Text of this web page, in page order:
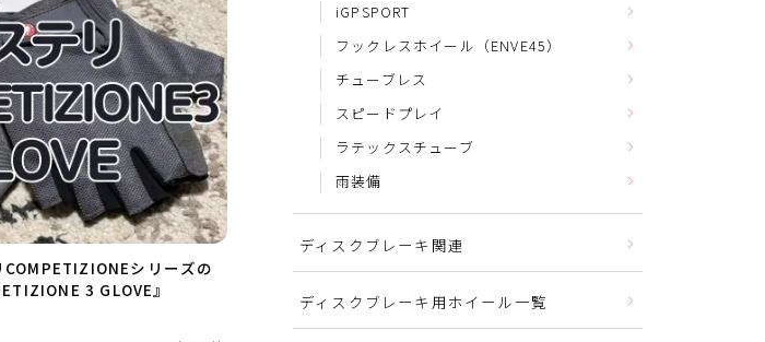
COMPETIZIONEシリーズの
3 GLOVE』
iGPSPORT
フックレスホイール（ENVE45）
チューブレス
スピードプレイ
ラテックスチューブ
雨装備
ディスクブレーキ関連
ディスクブレーキ用ホイール一覧